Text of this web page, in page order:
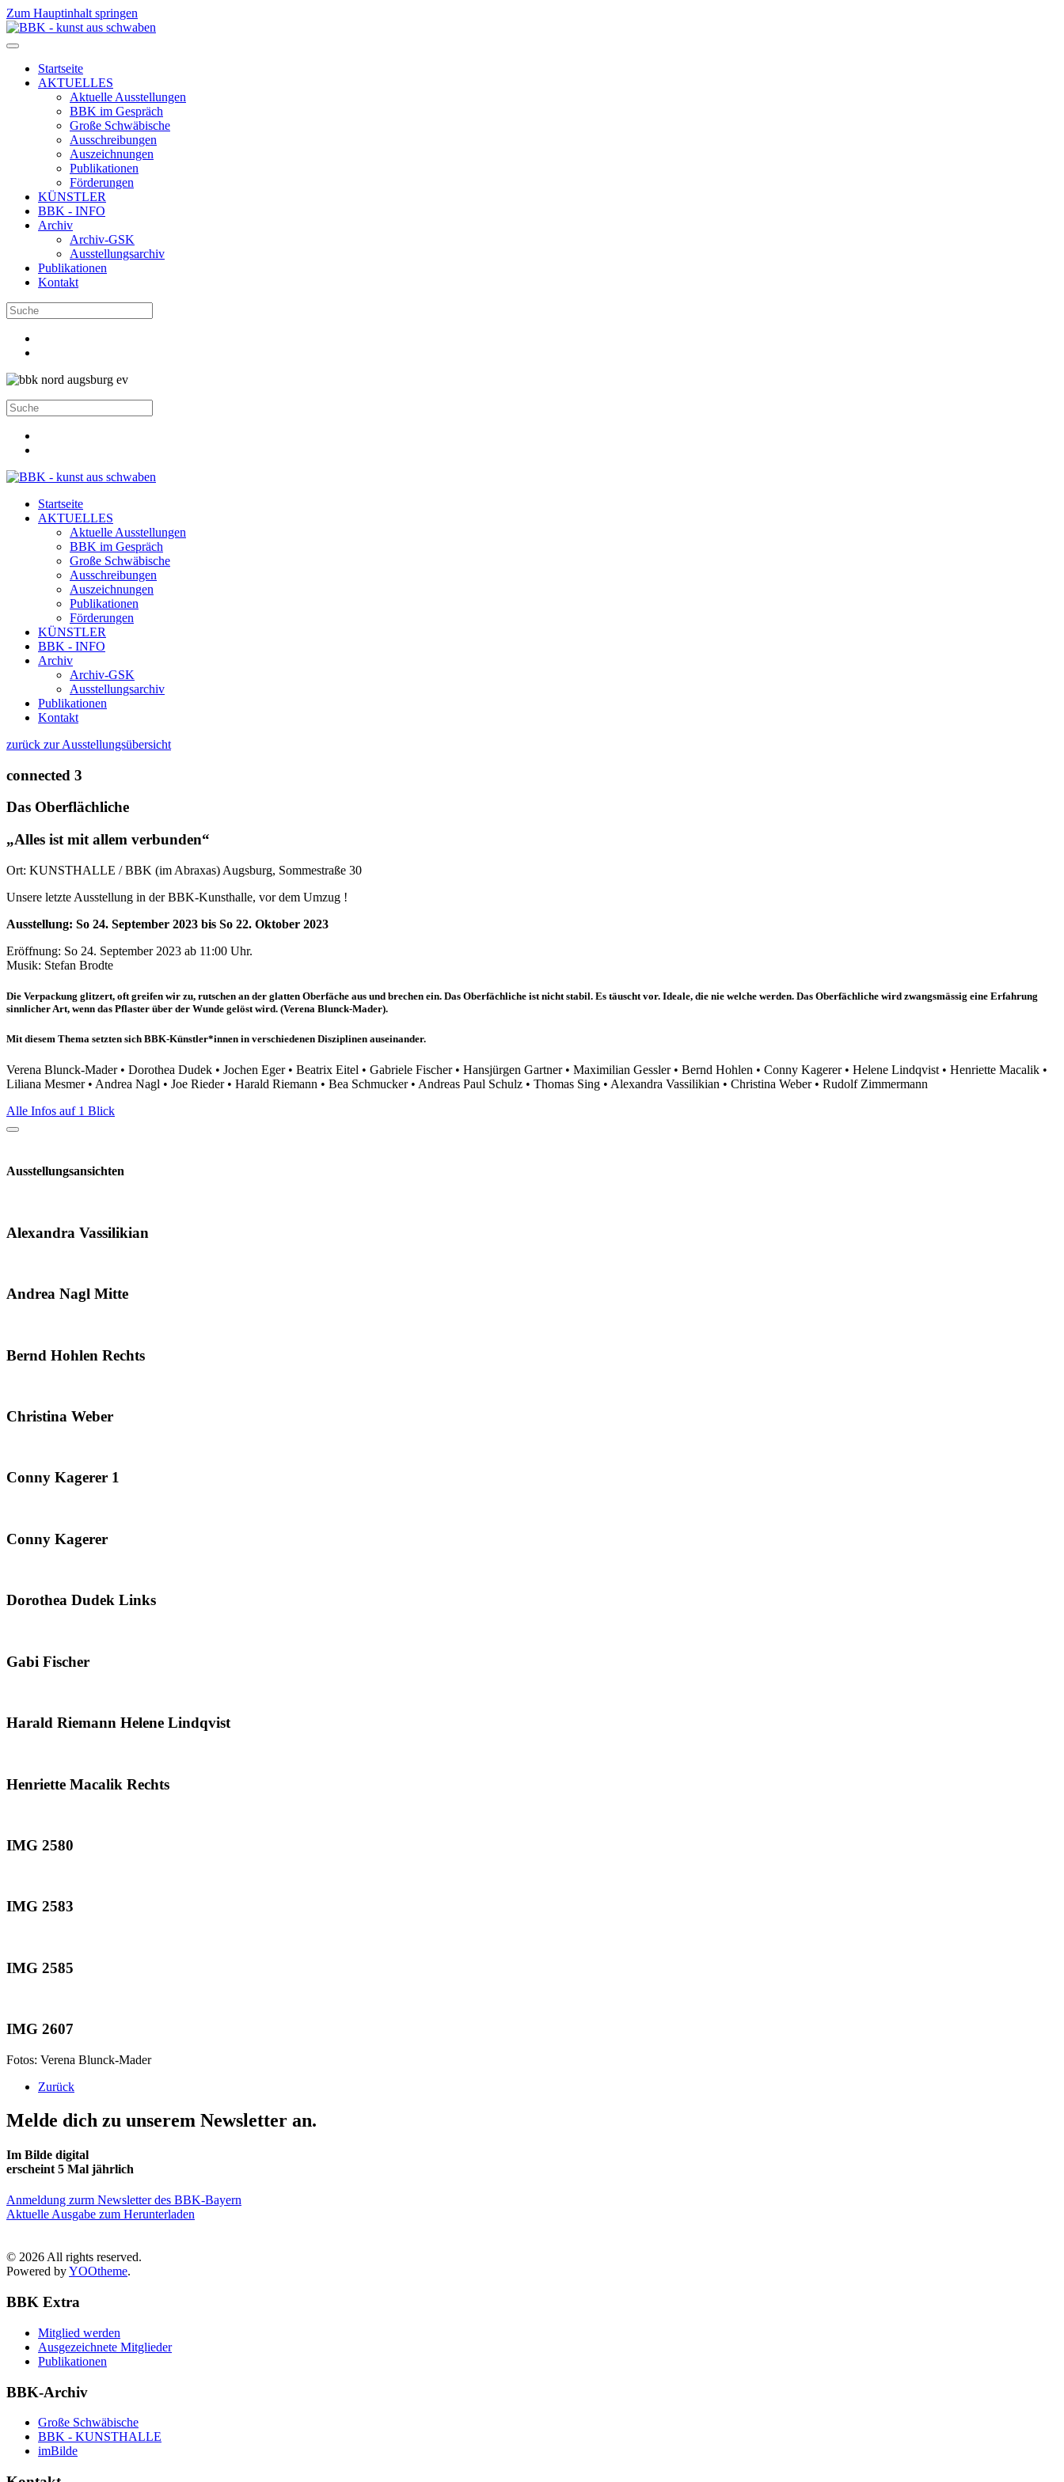
Zum Hauptinhalt springen
Startseite
AKTUELLES
Aktuelle Ausstellungen
BBK im Gespräch
Große Schwäbische
Ausschreibungen
Auszeichnungen
Publikationen
Förderungen
KÜNSTLER
BBK - INFO
Archiv
Archiv-GSK
Ausstellungsarchiv
Publikationen
Kontakt
Startseite
AKTUELLES
Aktuelle Ausstellungen
BBK im Gespräch
Große Schwäbische
Ausschreibungen
Auszeichnungen
Publikationen
Förderungen
KÜNSTLER
BBK - INFO
Archiv
Archiv-GSK
Ausstellungsarchiv
Publikationen
Kontakt
zurück zur Ausstellungsübersicht
connected 3
Das Oberflächliche
„Alles ist mit allem verbunden“
Ort: KUNSTHALLE / BBK (im Abraxas) Augsburg, Sommestraße 30
Unsere letzte Ausstellung in der BBK-Kunsthalle, vor dem Umzug !
Ausstellung: So 24. September 2023 bis So 22. Oktober 2023
Eröffnung: So 24. September 2023 ab 11:00 Uhr.
Musik: Stefan Brodte
Die Verpackung glitzert, oft greifen wir zu, rutschen an der glatten Oberfäche aus und brechen ein. Das Oberfächliche ist nicht stabil. Es täuscht vor. Ideale, die nie welche werden. Das Oberfächliche wird zwangsmässig eine Erfahrung
sinnlicher Art, wenn das Pflaster über der Wunde gelöst wird. (Verena Blunck-Mader).
Mit diesem Thema setzten sich BBK-Künstler*innen in verschiedenen Disziplinen auseinander.
Verena Blunck-Mader • Dorothea Dudek • Jochen Eger • Beatrix Eitel • Gabriele Fischer • Hansjürgen Gartner • Maximilian Gessler • Bernd Hohlen • Conny Kagerer • Helene Lindqvist • Henriette Macalik •
Liliana Mesmer • Andrea Nagl • Joe Rieder • Harald Riemann • Bea Schmucker • Andreas Paul Schulz • Thomas Sing • Alexandra Vassilikian • Christina Weber • Rudolf Zimmermann
Alle Infos auf 1 Blick
Ausstellungsansichten
Alexandra Vassilikian
Andrea Nagl Mitte
Bernd Hohlen Rechts
Christina Weber
Conny Kagerer 1
Conny Kagerer
Dorothea Dudek Links
Gabi Fischer
Harald Riemann Helene Lindqvist
Henriette Macalik Rechts
IMG 2580
IMG 2583
IMG 2585
IMG 2607
Fotos: Verena Blunck-Mader
Zurück
Melde dich zu unserem Newsletter an.
Im Bilde digital
erscheint 5 Mal jährlich
Anmeldung zurm Newsletter des BBK-Bayern
Aktuelle Ausgabe zum Herunterladen
© 2026All rights reserved.
Powered byYOOtheme.
BBK Extra
Mitglied werden
Ausgezeichnete Mitglieder
Publikationen
BBK-Archiv
Große Schwäbische
BBK - KUNSTHALLE
imBilde